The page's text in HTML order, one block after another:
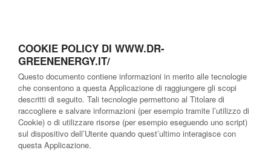
COOKIE POLICY DI WWW.DR-
GREENENERGY.IT/
Questo documento contiene informazioni in merito alle tecnologie
che consentono a questa Applicazione di raggiungere gli scopi
descritti di seguito. Tali tecnologie permettono al Titolare di
raccogliere e salvare informazioni (per esempio tramite l’utilizzo di
Cookie) o di utilizzare risorse (per esempio eseguendo uno script)
sul dispositivo dell’Utente quando quest’ultimo interagisce con
questa Applicazione.